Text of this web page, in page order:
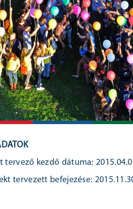
tervező kezdő dátuma:
tervezett befejezése: